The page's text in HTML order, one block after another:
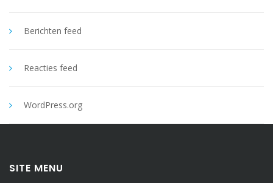
Berichten feed
Reacties feed
WordPress.org
SITE MENU